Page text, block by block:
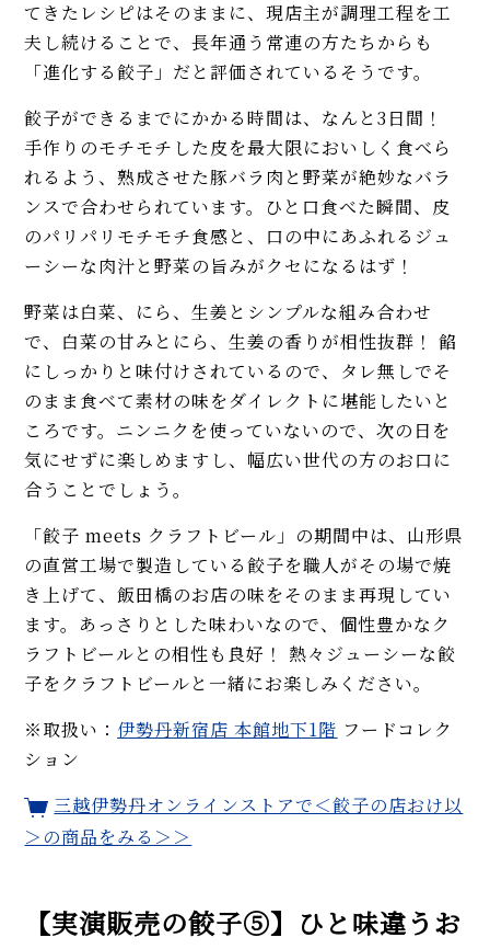
てきたレシピはそのままに、現店主が調理工程を工
夫し続けることで、長年通う常連の方たちからも
「進化する餃子」だと評価されているそうです。
餃子ができるまでにかかる時間は、なんと3日間！
手作りのモチモチした皮を最大限においしく食べら
れるよう、熟成させた豚バラ肉と野菜が絶妙なバラ
ンスで合わせられています。ひと口食べた瞬間、皮
のパリパリモチモチ食感と、口の中にあふれるジュ
ーシーな肉汁と野菜の旨みがクセになるはず！
野菜は白菜、にら、生姜とシンプルな組み合わせ
で、白菜の甘みとにら、生姜の香りが相性抜群！ 餡
にしっかりと味付けされているので、タレ無しでそ
のまま食べて素材の味をダイレクトに堪能したいと
ころです。ニンニクを使っていないので、次の日を
気にせずに楽しめますし、幅広い世代の方のお口に
合うことでしょう。
「餃子 meets クラフトビール」の期間中は、山形県
の直営工場で製造している餃子を職人がその場で焼
き上げて、飯田橋のお店の味をそのまま再現してい
ます。あっさりとした味わいなので、個性豊かなク
ラフトビールとの相性も良好！ 熱々ジューシーな餃
子をクラフトビールと一緒にお楽しみください。
※取扱い： 伊勢丹新宿店 本館地下1階 フードコレク
ション
三越伊勢丹オンラインストアで＜餃子の店おけ以
＞の商品をみる＞＞
【実演販売の餃子⑤】ひと味違うお